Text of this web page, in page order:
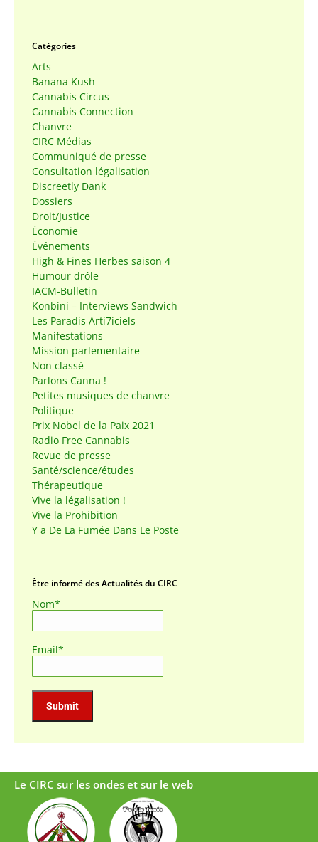
Catégories
Arts
Banana Kush
Cannabis Circus
Cannabis Connection
Chanvre
CIRC Médias
Communiqué de presse
Consultation légalisation
Discreetly Dank
Dossiers
Droit/Justice
Économie
Événements
High & Fines Herbes saison 4
Humour drôle
IACM-Bulletin
Konbini – Interviews Sandwich
Les Paradis Arti7iciels
Manifestations
Mission parlementaire
Non classé
Parlons Canna !
Petites musiques de chanvre
Politique
Prix Nobel de la Paix 2021
Radio Free Cannabis
Revue de presse
Santé/science/études
Thérapeutique
Vive la légalisation !
Vive la Prohibition
Y a De La Fumée Dans Le Poste
Être informé des Actualités du CIRC
Nom*
Email*
Le CIRC sur les ondes et sur le web